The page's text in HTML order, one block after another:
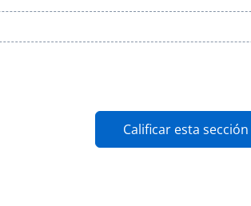
Calificar esta sección